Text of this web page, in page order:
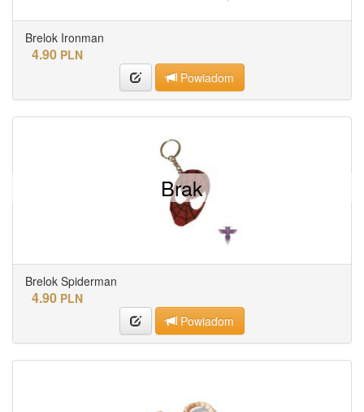
Brelok Ironman
4.90 PLN
Powiadom
Brelok Spiderman
4.90 PLN
Powiadom
Brak